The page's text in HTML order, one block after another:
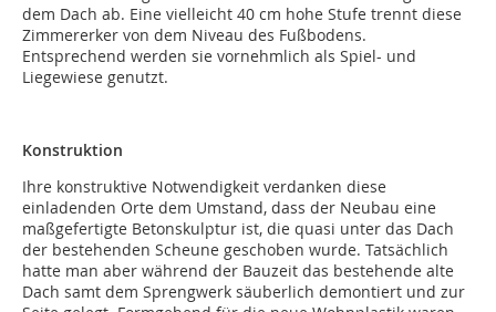
dem Dach ab. Eine vielleicht 40 cm hohe Stufe trennt diese
Zimmererker von dem Niveau des Fußbodens.
Entsprechend werden sie vornehmlich als Spiel- und
Liegewiese genutzt.
Konstruktion
Ihre konstruktive Notwendigkeit verdanken diese
einladenden Orte dem Umstand, dass der Neubau eine
maßgefertigte Betonskulptur ist, die quasi unter das Dach
der bestehenden Scheune geschoben wurde. Tatsächlich
hatte man aber während der Bauzeit das bestehende alte
Dach samt dem Sprengwerk säuberlich demontiert und zur